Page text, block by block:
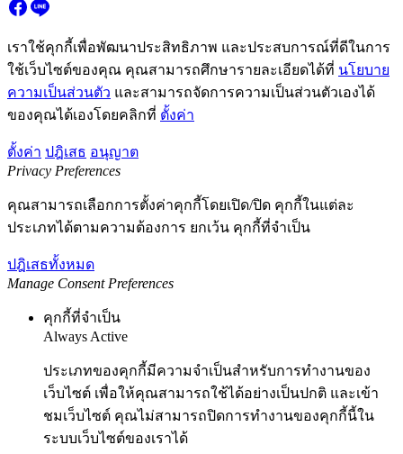
เราใช้คุกกี้เพื่อพัฒนาประสิทธิภาพ และประสบการณ์ที่ดีในการ
ใช้เว็บไซต์ของคุณ คุณสามารถศึกษารายละเอียดได้ที่ นโยบาย
ความเป็นส่วนตัว และสามารถจัดการความเป็นส่วนตัวเองได้
ของคุณได้เองโดยคลิกที่ ตั้งค่า
ตั้งค่า ปฎิเสธ อนุญาต
Privacy Preferences
คุณสามารถเลือกการตั้งค่าคุกกี้โดยเปิด/ปิด คุกกี้ในแต่ละ
ประเภทได้ตามความต้องการ ยกเว้น คุกกี้ที่จำเป็น
ปฎิเสธทั้งหมด
Manage Consent Preferences
คุกกี้ที่จำเป็น
Always Active
ประเภทของคุกกี้มีความจำเป็นสำหรับการทำงานของ
เว็บไซต์ เพื่อให้คุณสามารถใช้ได้อย่างเป็นปกติ และเข้า
ชมเว็บไซต์ คุณไม่สามารถปิดการทำงานของคุกกี้นี้ใน
ระบบเว็บไซต์ของเราได้